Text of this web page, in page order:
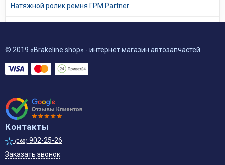
Натяжной ролик ремня ГРМ Partner
© 2019 «Brakeline.shop» - интернет магазин автозапчастей
Контакты
(068) 902-25-26
Заказать звонок